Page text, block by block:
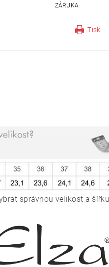
ZÁRUKA
Tisk
správnou velikost a